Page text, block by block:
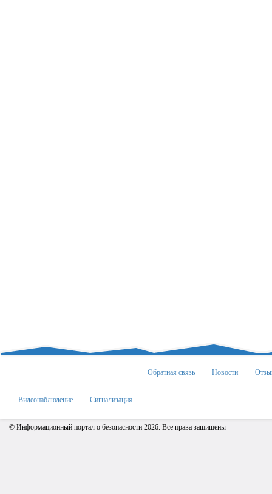
Обратная связь Новости
Видеонаблюдение Сигнализация
© Информационный портал о безопасности 2026. Все права защищены